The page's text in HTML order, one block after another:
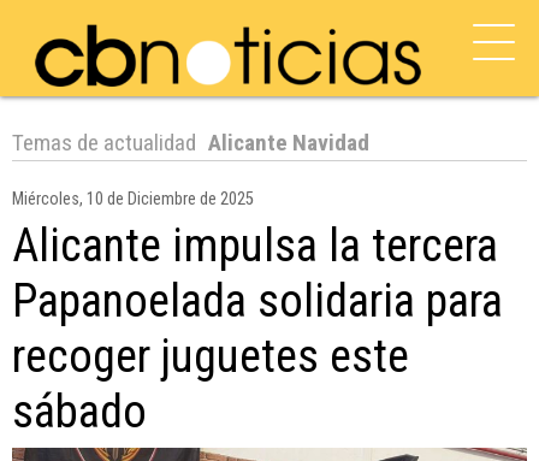
Temas de actualidad Alicante Navidad
Miércoles, 10 de Diciembre de 2025
Alicante impulsa la tercera
Papanoelada solidaria para
recoger juguetes este
sábado